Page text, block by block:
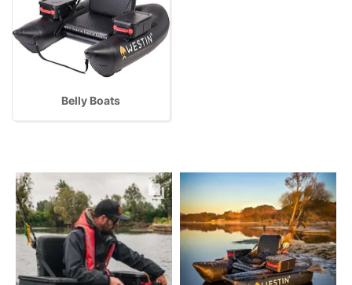
Belly Boats